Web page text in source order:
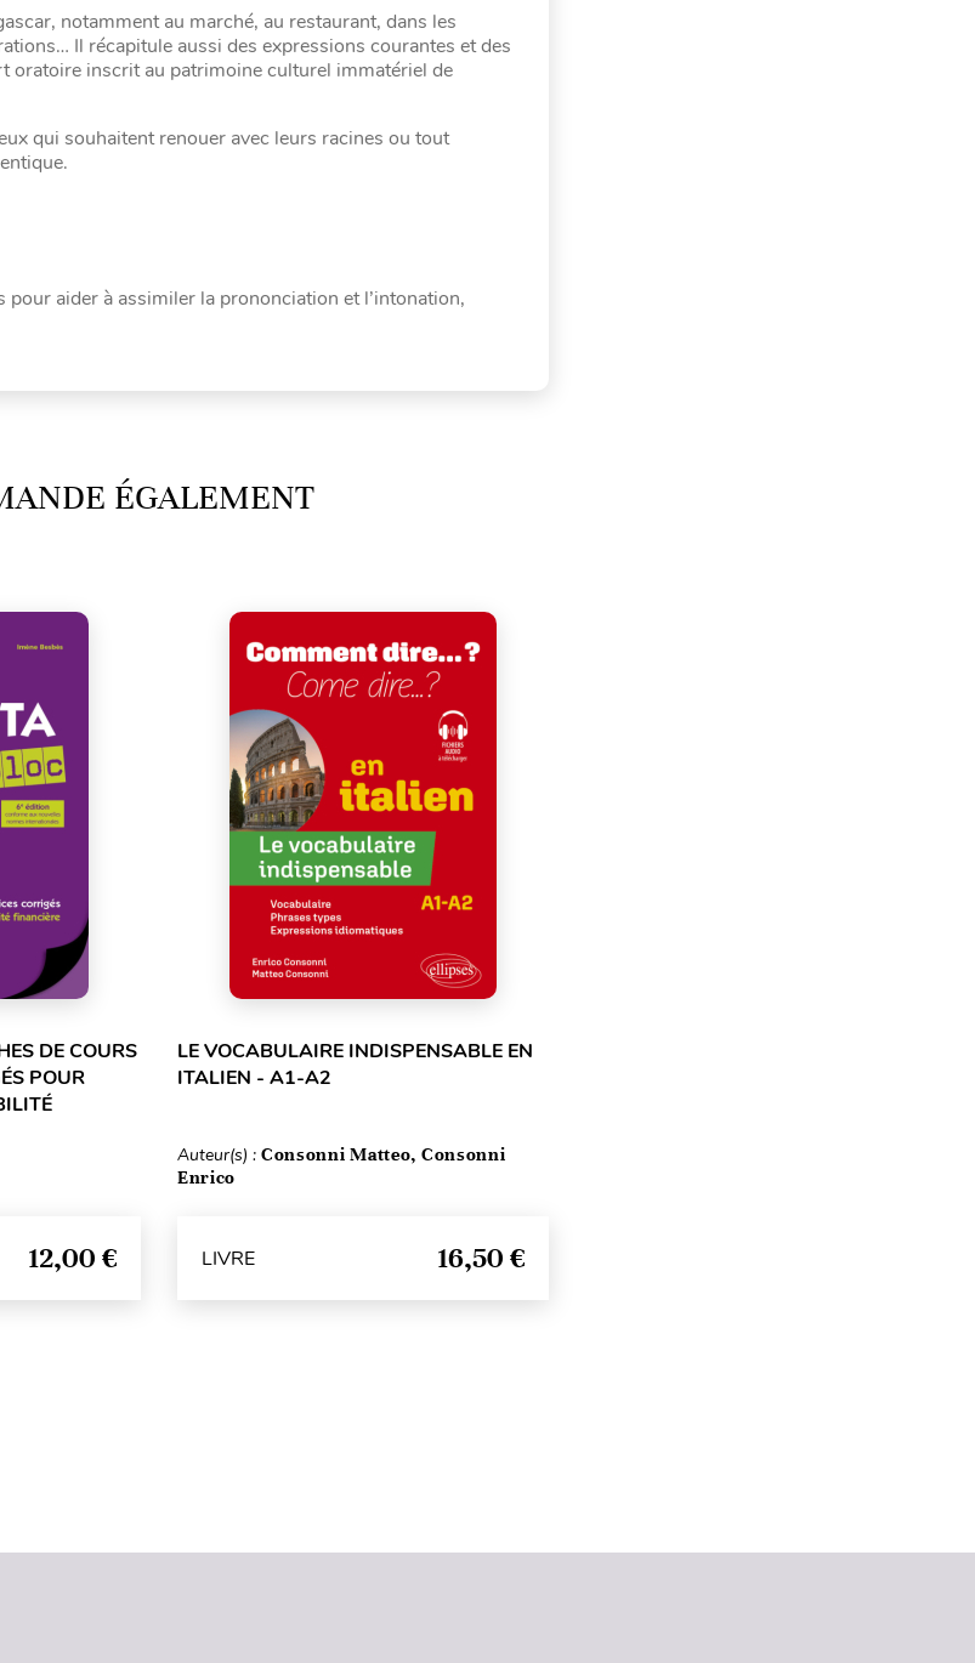
notamment au marché, au restaurant, dans les
Il récapitule aussi des expressions courantes et des
oratoire inscrit au patrimoine culturel immatériel de
qui souhaitent renouer avec leurs racines ou tout
pour aider à assimiler la prononciation et l’intonation,
ÉGALEMENT
DE COURS
POUR
12,00 €
LE VOCABULAIRE INDISPENSABLE EN
ITALIEN - A1-A2
Auteur(s) : Consonni Matteo, Consonni
Enrico
LIVRE 16,50 €